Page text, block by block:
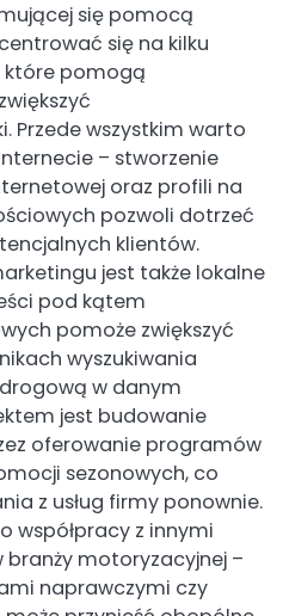
się pomocą
się na kilku
które pomogą
Przede wszystkim warto
– stworzenie
oraz profili na
pozwoli dotrzeć
klientów.
jest także lokalne
pod kątem
pomoże zwiększyć
wyszukiwania
w danym
jest budowanie
oferowanie programów
sezonowych, co
z usług firmy ponownie.
współpracy z innymi
motoryzacyjnej –
naprawczymi czy